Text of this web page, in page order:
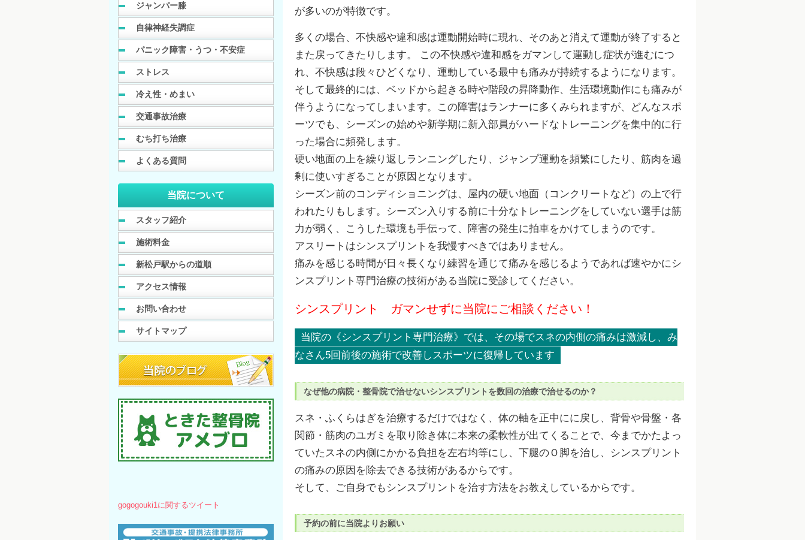
が多いのが特徴です。
多くの場合、不快感や違和感は運動開始時に現れ、そのあと消えて運動が終了すると
また戻ってきたりします。 この不快感や違和感をガマンして運動し症状が進むにつ
れ、不快感は段々ひどくなり、運動している最中も痛みが持続するようになります。
そして最終的には、ベッドから起きる時や階段の昇降動作、生活環境動作にも痛みが
伴うようになってしまいます。この障害はランナーに多くみられますが、どんなスポ
ーツでも、シーズンの始めや新学期に新入部員がハードなトレーニングを集中的に行
った場合に頻発します。
硬い地面の上を繰り返しランニングしたり、ジャンプ運動を頻繁にしたり、筋肉を過
剰に使いすぎることが原因となります。
シーズン前のコンディショニングは、屋内の硬い地面（コンクリートなど）の上で行
われたりもします。シーズン入りする前に十分なトレーニングをしていない選手は筋
力が弱く、こうした環境も手伝って、障害の発生に拍車をかけてしまうのです。
アスリートはシンスプリントを我慢すべきではありません。
痛みを感じる時間が日々長くなり練習を通じて痛みを感じるようであれば速やかにシ
ンスプリント専門治療の技術がある当院に受診してください。
シンスプリント ガマンせずに当院にご相談ください！
当院の《シンスプリント専門治療》では、その場でスネの内側の痛みは激減し、み
なさん5回前後の施術で改善しスポーツに復帰しています
なぜ他の病院・整骨院で治せないシンスプリントを数回の治療で治せるのか？
スネ・ふくらはぎを治療するだけではなく、体の軸を正中にに戻し、背骨や骨盤・各
関節・筋肉のユガミを取り除き体に本来の柔軟性が出てくることで、今までかたよっ
ていたスネの内側にかかる負担を左右均等にし、下腿のＯ脚を治し、シンスプリント
の痛みの原因を除去できる技術があるからです。
そして、ご自身でもシンスプリントを治す方法をお教えしているからです。
予約の前に当院よりお願い
ジャンパー膝
自律神経失調症
パニック障害・うつ・不安症
ストレス
冷え性・めまい
交通事故治療
むち打ち治療
よくある質問
当院について
スタッフ紹介
施術料金
新松戸駅からの道順
アクセス情報
お問い合わせ
サイトマップ
gogogouki1に関するツイート